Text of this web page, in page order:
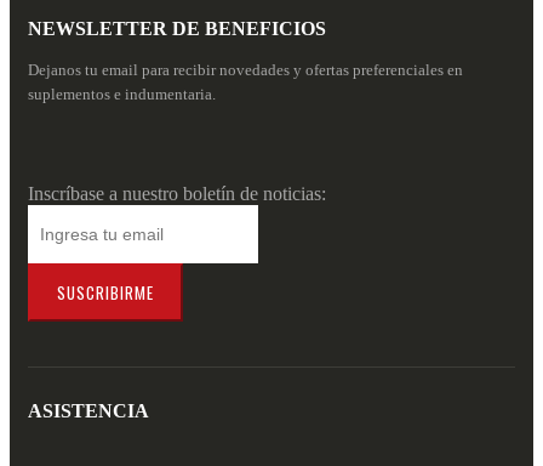
NEWSLETTER DE BENEFICIOS
Dejanos tu email para recibir novedades y ofertas preferenciales en
suplementos e indumentaria.
Inscríbase a nuestro boletín de noticias:
SUSCRIBIRME
ASISTENCIA